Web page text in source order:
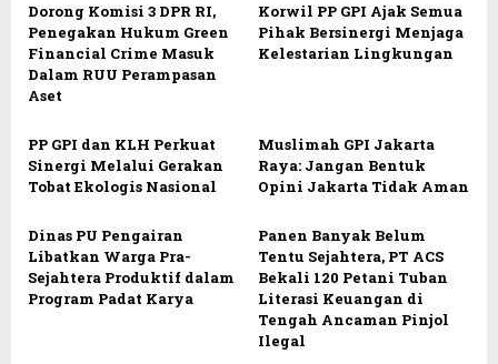
Dorong Komisi 3 DPR RI,
Penegakan Hukum Green
Financial Crime Masuk
Dalam RUU Perampasan
Aset
Korwil PP GPI Ajak Semua
Pihak Bersinergi Menjaga
Kelestarian Lingkungan
PP GPI dan KLH Perkuat
Sinergi Melalui Gerakan
Tobat Ekologis Nasional
Muslimah GPI Jakarta
Raya: Jangan Bentuk
Opini Jakarta Tidak Aman
Dinas PU Pengairan
Libatkan Warga Pra-
Sejahtera Produktif dalam
Program Padat Karya
Panen Banyak Belum
Tentu Sejahtera, PT ACS
Bekali 120 Petani Tuban
Literasi Keuangan di
Tengah Ancaman Pinjol
Ilegal